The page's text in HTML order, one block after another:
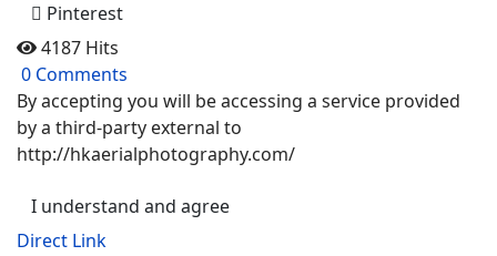
Pinterest
4187 Hits
0 Comments
By accepting you will be accessing a service provided
by a third-party external to
http://hkaerialphotography.com/
I understand and agree
Direct Link